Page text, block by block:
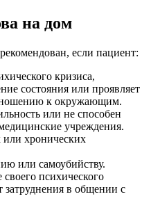
на дом
если пациент:
кризиса,
состояния или проявляет
к окружающим.
или не способен
учреждения.
или хронических
или самоубийству.
психического
затруднения в общении с